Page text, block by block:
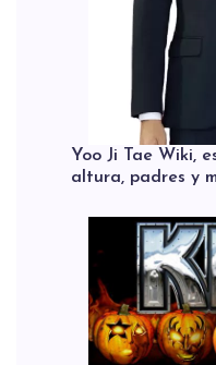
Yoo Ji Tae Wiki,
altura, padres y